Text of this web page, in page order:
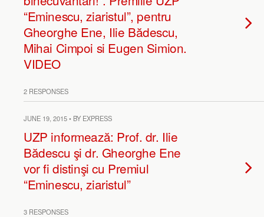
“Eminescu, ziaristul”, pentru
Gheorghe Ene, Ilie Bădescu,
Mihai Cimpoi si Eugen Simion.
VIDEO
2 RESPONSES
JUNE 19, 2015 • BY EXPRESS
UZP informează: Prof. dr. Ilie
Bădescu şi dr. Gheorghe Ene
vor fi distinşi cu Premiul
“Eminescu, ziaristul”
3 RESPONSES